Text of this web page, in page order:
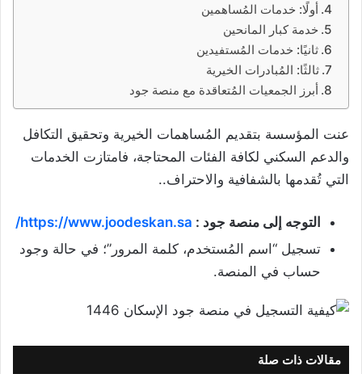
أولًا: خدمات المُساهمين
خدمة كبار المانحين
ثانيًا: خدمات المُستفيدين
ثالثًا: المُبادرات الخيرية
أبرز الجمعيات المُتعاقدة مع منصة جود
عنت المؤسسة بتقديم المُساهمات الخيرية وتحقيق التكافل
والدعم السكني لكافة الفئات المحتاجة، فامتازت الخدمات
التي تُقدمها بالشفافية والاحتراف..
التوجه إلى منصة جود : https://www.joodeskan.sa/
تسجيل “اسم المُستخدم، كلمة المرور”؛ في حالة وجود
حساب في المنصة.
مقالات ذات صلة